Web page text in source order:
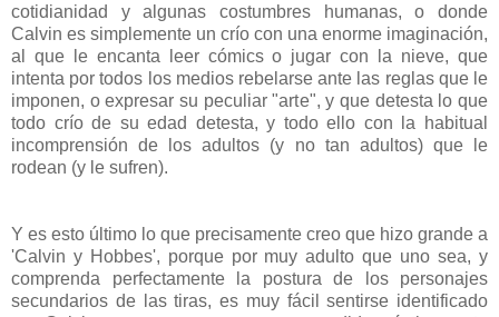
cotidianidad y algunas costumbres humanas, o donde
Calvin es simplemente un crío con una enorme imaginación,
al que le encanta leer cómics o jugar con la nieve, que
intenta por todos los medios rebelarse ante las reglas que le
imponen, o expresar su peculiar "arte", y que detesta lo que
todo crío de su edad detesta, y todo ello con la habitual
incomprensión de los adultos (y no tan adultos) que le
rodean (y le sufren).
Y es esto último lo que precisamente creo que hizo grande a
'Calvin y Hobbes', porque por muy adulto que uno sea, y
comprenda perfectamente la postura de los personajes
secundarios de las tiras, es muy fácil sentirse identificado